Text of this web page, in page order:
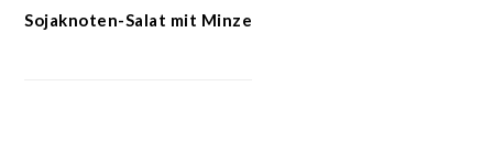
Sojaknoten-Salat mit Minze